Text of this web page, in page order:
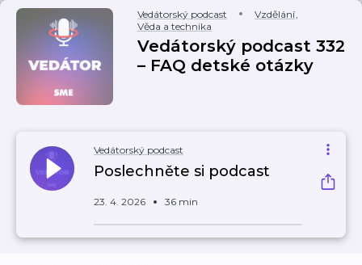
Vedátorský podcast Vzdělání,
Věda a technika
Vedátorský podcast 332
– FAQ detské otázky
Vedátorský podcast
Poslechněte si podcast
23. 4. 2026 36 min